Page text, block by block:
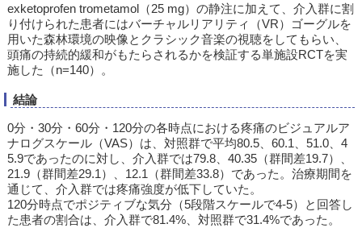
exketoprofen trometamol（25 mg）の静注に加えて、介入群に割
り付けられた患者にはバーチャルリアリティ（VR）ゴーグルを
用いた森林環境の映像とクラシック音楽の視聴をしてもらい、
頭痛の持続的緩和がもたらされるかを検証する単施設RCTを実
施した（n=140）。
結論
0分・30分・60分・120分の各時点における疼痛のビジュアルア
ナログスケール（VAS）は、対照群で平均80.5、60.1、51.0、4
5.9であったのに対し、介入群では79.8、40.35（群間差19.7）、
21.9（群間差29.1）、12.1（群間差33.8）であった。治療期間を
通じて、介入群では疼痛強度が低下していた。
120分時点でポジティブな気分（5段階スケールで4-5）と回答し
た患者の割合は、介入群で81.4%、対照群で31.4%であった。